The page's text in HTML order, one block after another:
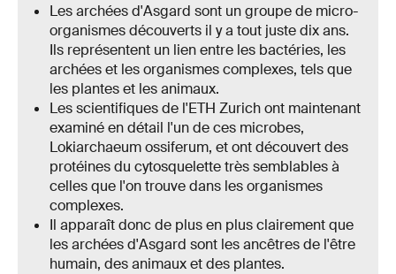
Les archées d'Asgard sont un groupe de micro-
organismes découverts il y a tout juste dix ans.
Ils représentent un lien entre les bactéries, les
archées et les organismes complexes, tels que
les plantes et les animaux.
Les scientifiques de l'ETH Zurich ont maintenant
examiné en détail l'un de ces microbes,
Lokiarchaeum ossiferum, et ont découvert des
protéines du cytosquelette très semblables à
celles que l'on trouve dans les organismes
complexes.
Il apparaît donc de plus en plus clairement que
les archées d'Asgard sont les ancêtres de l'être
humain, des animaux et des plantes.